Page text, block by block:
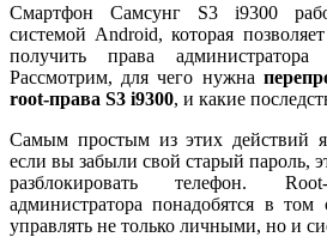
Смартфон Самсунг S3 i9300
системой Android, которая
получить права
Рассмотрим, для чего нужна
root-права S3 i9300, и какие
Самым простым из этих действий
если вы забыли свой старый пароль,
разблокировать телефон.
администратора понадобятся в
управлять не только личными, но и